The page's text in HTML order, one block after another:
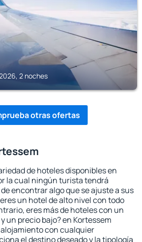
2 noches
otras ofertas
de hoteles disponibles en
la cual ningún turista tendrá
encontrar algo que se ajuste a sus
un hotel de alto nivel con todo
eres más de hoteles con un
un precio bajo? en Kortessem
con cualquier
el destino deseado y la tipología